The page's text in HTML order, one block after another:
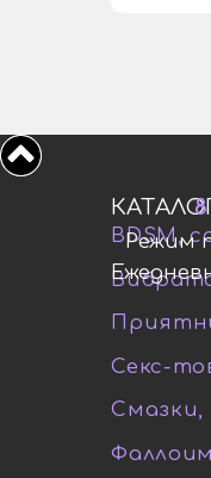
BDSM,
Секс-
Смазки,
Режим